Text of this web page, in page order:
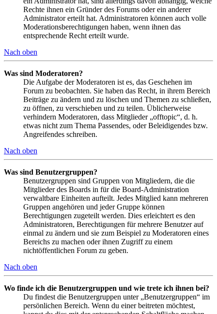
Rechte ihnen ein Gründer des Forums oder ein anderer
Administrator erteilt hat. Administratoren können auch volle
Moderationsberechtigungen haben, wenn ihnen das
entsprechende Recht erteilt wurde.
Nach oben
Was sind Moderatoren?
Die Aufgabe der Moderatoren ist es, das Geschehen im
Forum zu beobachten. Sie haben das Recht, in ihrem Bereich
Beiträge zu ändern und zu löschen und Themen zu schließen,
zu öffnen, zu verschieben und zu teilen. Üblicherweise
verhindern Moderatoren, dass Mitglieder „offtopic“, d. h.
etwas nicht zum Thema Passendes, oder Beleidigendes bzw.
Angreifendes schreiben.
Nach oben
Was sind Benutzergruppen?
Benutzergruppen sind Gruppen von Mitgliedern, die die
Mitglieder des Boards in für die Board-Administration
verwaltbare Einheiten aufteilt. Jedes Mitglied kann mehreren
Gruppen angehören und jeder Gruppe können
Berechtigungen zugeteilt werden. Dies erleichtert es den
Administratoren, Berechtigungen für mehrere Benutzer auf
einmal zu ändern und sie zum Beispiel zu Moderatoren eines
Bereichs zu machen oder ihnen Zugriff zu einem
nichtöffentlichen Forum zu geben.
Nach oben
Wo finde ich die Benutzergruppen und wie trete ich ihnen bei?
Du findest die Benutzergruppen unter „Benutzergruppen“ im
persönlichen Bereich. Wenn du einer beitreten möchtest,